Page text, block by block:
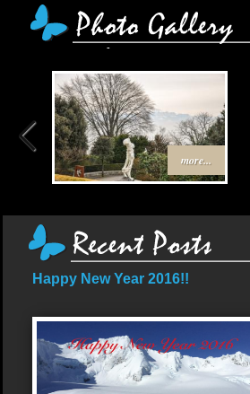
more...
Happy New Year 2016!!